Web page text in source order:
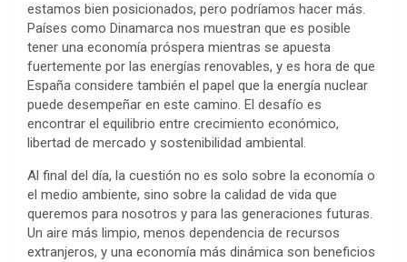
estamos bien posicionados, pero podríamos hacer más.
Países como Dinamarca nos muestran que es posible
tener una economía próspera mientras se apuesta
fuertemente por las energías renovables, y es hora de que
España considere también el papel que la energía nuclear
puede desempeñar en este camino. El desafío es
encontrar el equilibrio entre crecimiento económico,
libertad de mercado y sostenibilidad ambiental.
Al final del día, la cuestión no es solo sobre la economía o
el medio ambiente, sino sobre la calidad de vida que
queremos para nosotros y para las generaciones futuras.
Un aire más limpio, menos dependencia de recursos
extranjeros, y una economía más dinámica son beneficios